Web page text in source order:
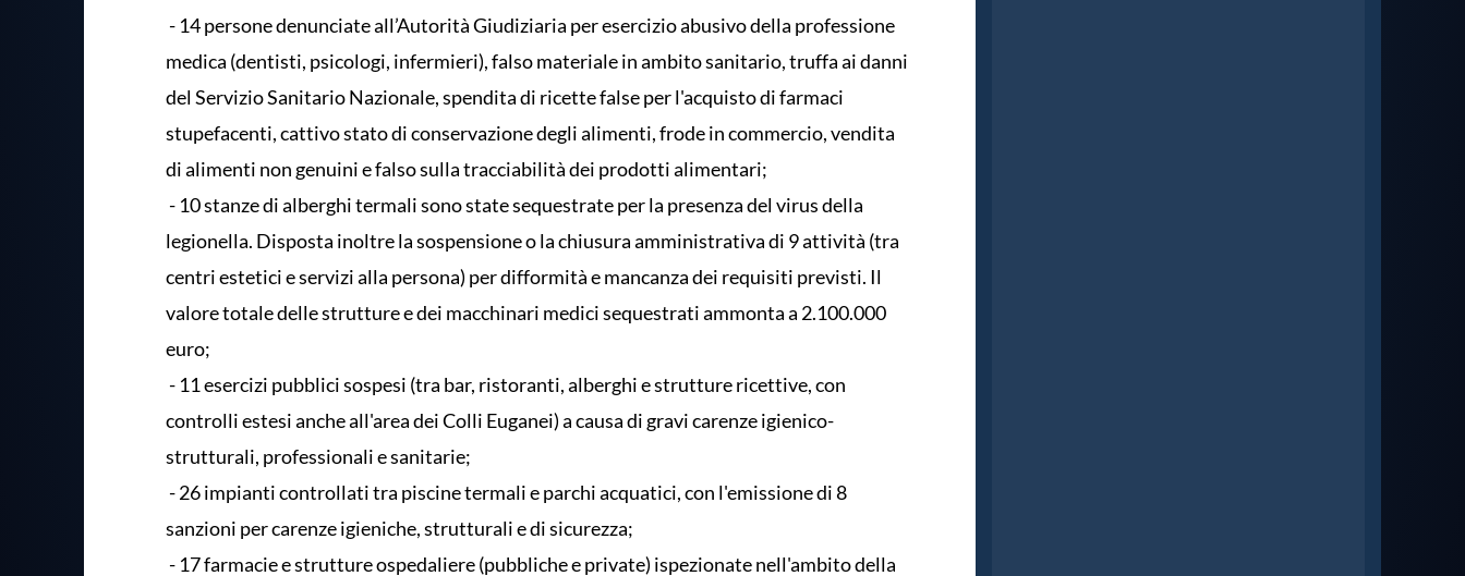
- 14 persone denunciate all’Autorità Giudiziaria per esercizio abusivo della professione
medica (dentisti, psicologi, infermieri), falso materiale in ambito sanitario, truffa ai danni
del Servizio Sanitario Nazionale, spendita di ricette false per l'acquisto di farmaci
stupefacenti, cattivo stato di conservazione degli alimenti, frode in commercio, vendita
di alimenti non genuini e falso sulla tracciabilità dei prodotti alimentari;
- 10 stanze di alberghi termali sono state sequestrate per la presenza del virus della
legionella. Disposta inoltre la sospensione o la chiusura amministrativa di 9 attività (tra
centri estetici e servizi alla persona) per difformità e mancanza dei requisiti previsti. Il
valore totale delle strutture e dei macchinari medici sequestrati ammonta a 2.100.000
euro;
- 11 esercizi pubblici sospesi (tra bar, ristoranti, alberghi e strutture ricettive, con
controlli estesi anche all'area dei Colli Euganei) a causa di gravi carenze igienico-
strutturali, professionali e sanitarie;
- 26 impianti controllati tra piscine termali e parchi acquatici, con l'emissione di 8
sanzioni per carenze igieniche, strutturali e di sicurezza;
- 17 farmacie e strutture ospedaliere (pubbliche e private) ispezionate nell'ambito della